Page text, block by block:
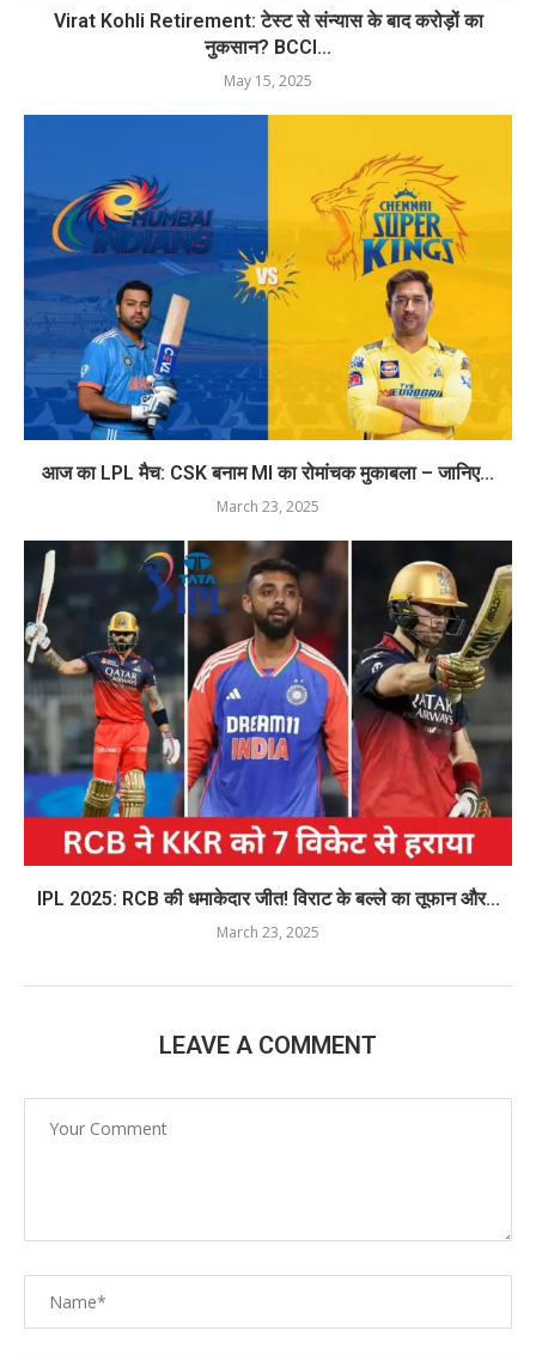
Virat Kohli Retirement: टेस्ट से संन्यास के बाद करोड़ों का
नुकसान? BCCI...
May 15, 2025
आज का LPL मैच: CSK बनाम MI का रोमांचक मुकाबला – जानिए...
March 23, 2025
IPL 2025: RCB की धमाकेदार जीत! विराट के बल्ले का तूफान और...
March 23, 2025
LEAVE A COMMENT